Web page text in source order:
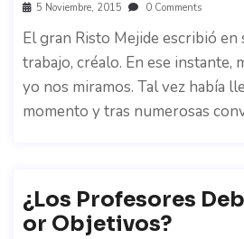
5 Noviembre, 2015 0 Comments
El gran Risto Mejide escribió en
trabajo, créalo. En ese instante,
yo nos miramos. Tal vez había
momento y tras numerosas
¿Los Profesores
Or Objetivos?